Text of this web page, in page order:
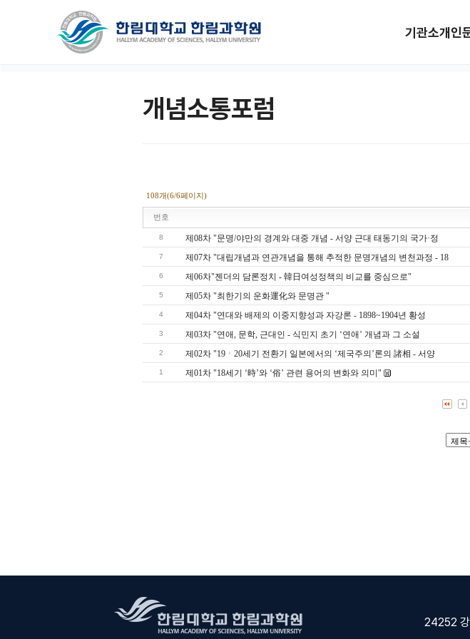
기관소개인
개념소통포럼
108개(6/6페이지)
번호
8 제08차 "문명/야만의 경계와 대중 개념 - 서양 근대 태동기의 국가·정
7 제07차 "대립개념과 연관개념을 통해 추적한 문명개념의 변천과정 - 18
6 제06차"젠더의 담론정치 - 韓日여성정책의 비교를 중심으로"
5 제05차 "최한기의 운화運化와 문명관 "
4 제04차 "연대와 배제의 이중지향성과 자강론 - 1898~1904년 황성
3 제03차 "연애, 문학, 근대인 - 식민지 초기 ‘연애’ 개념과 그 소설
2 제02차 "19ㆍ20세기 전환기 일본에서의 ‘제국주의’론의 諸相 - 서양
1 제01차 "18세기 ‘時’와 ‘俗’ 관련 용어의 변화와 의미"
24252 강